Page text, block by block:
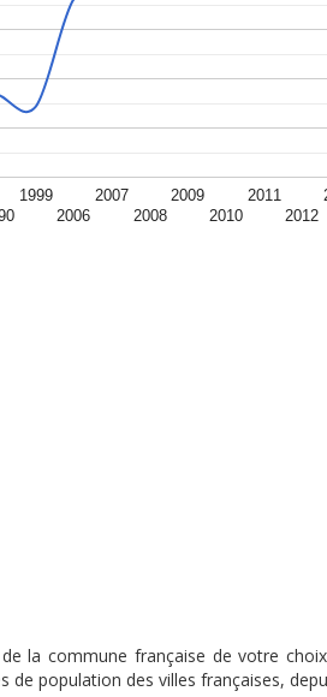
1999
2006
2007
2008
2009
2010
2011
2012
la commune française de votre
de population des villes françaises,